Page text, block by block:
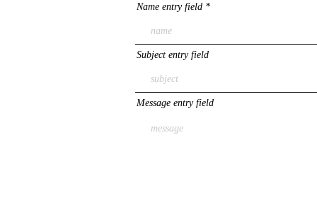
Name entry field
Subject entry field
Message entry field